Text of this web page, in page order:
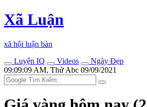
Xã Luận
xã hội luận bàn
Luyện IQ
Videos
Ngày Đẹp
09:09:09 AM, Thứ Abc 09/09/2021